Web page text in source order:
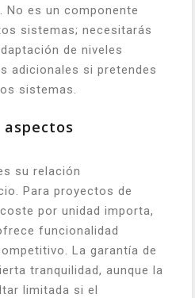
No es un componente
sistemas; necesitarás
de niveles
adicionales si pretendes
sistemas.
su relación
Para proyectos de
por unidad importa,
funcionalidad
La garantía de
tranquilidad, aunque la
limitada si el